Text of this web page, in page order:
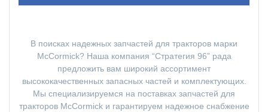
В поисках надежных запчастей для тракторов марки
McCormick? Наша компания “Стратегия 96” рада
предложить вам широкий ассортимент
высококачественных запасных частей и комплектующих.
Мы специализируемся на поставках запчастей для
тракторов McCormick и гарантируем надежное снабжение